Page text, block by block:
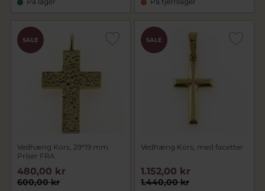
SALE
Vedhæng Kors, 29*19 mm.
Priser FRA
600,00 kr
480,00 kr
SALE
Vedhæng Kors, med facetter
1.440,00 kr
1.152,00 kr